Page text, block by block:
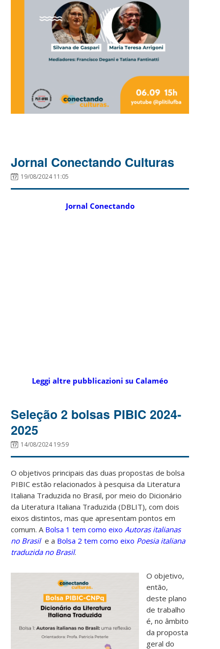
Jornal Conectando Culturas
19/08/2024 11:05
Jornal Conectando
Leggi altre pubblicazioni su Calaméo
Seleção 2 bolsas PIBIC 2024-
2025
14/08/2024 19:59
O objetivos principais das duas propostas de bolsa
PIBIC estão relacionados à pesquisa da Literatura
Italiana Traduzida no Brasil, por meio do Dicionário
da Literatura Italiana Traduzida (DBLIT), com dois
eixos distintos, mas que apresentam pontos em
comum. A Bolsa 1 tem como eixoAutoras italianas
no Brasil e a Bolsa 2 tem como eixo Poesia italiana
traduzida no Brasil.
O objetivo,
então,
deste plano
de trabalho
é, no âmbito
da proposta
geral do